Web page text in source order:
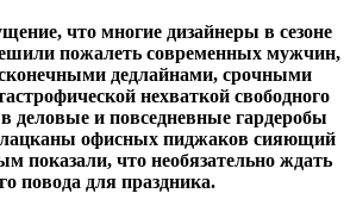
что многие дизайнеры в сезоне
пожалеть современных мужчин,
дедлайнами, срочными
нехваткой свободного
деловые и повседневные гардеробы
лацканы офисных пиджаков сияющий
показали, что необязательно ждать
повода для праздника.